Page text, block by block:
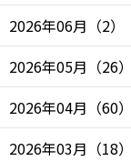
2026年06月 （2）
2026年05月 （26）
2026年04月 （60）
2026年03月 （18）